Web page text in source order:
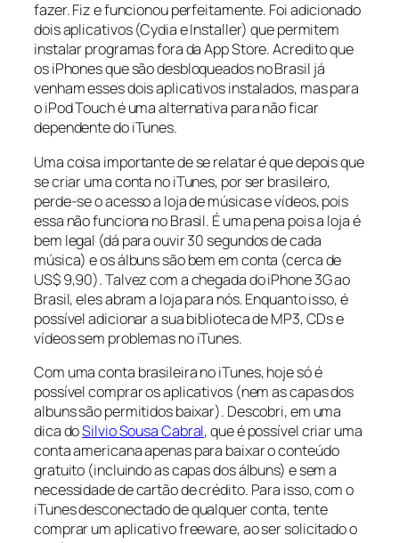
fazer. Fiz e funcionou perfeitamente. Foi adicionado
dois aplicativos (Cydia e Installer) que permitem
instalar programas fora da App Store. Acredito que
os iPhones que são desbloqueados no Brasil já
venham esses dois aplicativos instalados, mas para
o iPod Touch é uma alternativa para não ficar
dependente do iTunes.
Uma coisa importante de se relatar é que depois que
se criar uma conta no iTunes, por ser brasileiro,
perde-se o acesso a loja de músicas e vídeos, pois
essa não funciona no Brasil. É uma pena pois a loja é
bem legal (dá para ouvir 30 segundos de cada
música) e os álbuns são bem em conta (cerca de
US$ 9,90). Talvez com a chegada do iPhone 3G ao
Brasil, eles abram a loja para nós. Enquanto isso, é
possível adicionar a sua biblioteca de MP3, CDs e
vídeos sem problemas no iTunes.
Com uma conta brasileira no iTunes, hoje só é
possível comprar os aplicativos (nem as capas dos
albuns são permitidos baixar). Descobri, em uma
dica doSilvio Sousa Cabral, que é possível criar uma
conta americana apenas para baixar o conteúdo
gratuito (incluindo as capas dos álbuns) e sem a
necessidade de cartão de crédito. Para isso, com o
iTunes desconectado de qualquer conta, tente
comprar um aplicativo freeware, ao ser solicitado o